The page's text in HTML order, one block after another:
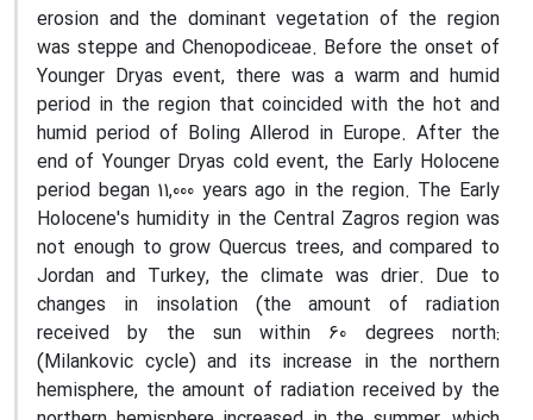
erosion and the dominant vegetation of the region
was steppe and Chenopodiceae. Before the onset of
Younger Dryas event, there was a warm and humid
period in the region that coincided with the hot and
humid period of Boling Allerod in Europe. After the
end of Younger Dryas cold event, the Early Holocene
period began 11,000 years ago in the region. The Early
Holocene's humidity in the Central Zagros region was
not enough to grow Quercus trees, and compared to
Jordan and Turkey, the climate was drier. Due to
changes in insolation (the amount of radiation
received by the sun within 60 degrees north:
(Milankovic cycle) and its increase in the northern
hemisphere, the amount of radiation received by the